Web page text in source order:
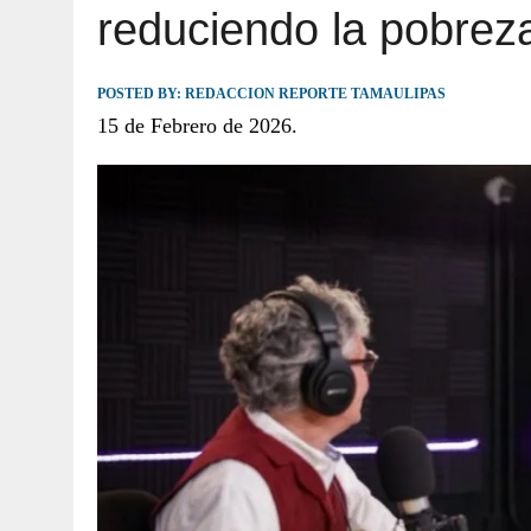
JULIO 30, 2026 | TAMAULIPAS TE INVITA A DESCUBRIR EL
reduciendo la
POSTED BY: REDACCION REPORTE TAMAULIPAS
15 de Febrero de 2026.